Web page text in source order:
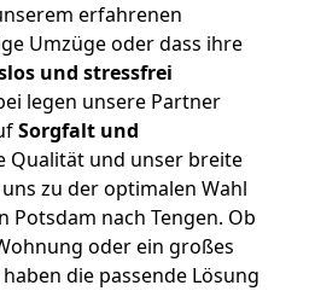
erfahrenen
Umzüge oder dass ihre
und stressfrei
legen unsere Partner
Sorgfalt und
Qualität und unser breite
zu der optimalen Wahl
Potsdam nach Tengen. Ob
oder ein großes
die passende Lösung